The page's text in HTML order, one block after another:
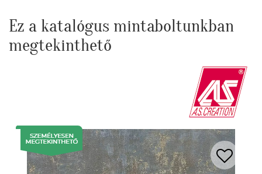
Ez a katalógus mintaboltunkban
megtekinthető